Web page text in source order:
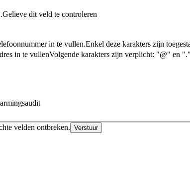
Gelieve dit veld te controleren
in te vullen.Enkel deze karakters zijn
in te vullenVolgende karakters zijn verplicht: "@" en "."
velden ontbreken. Verstuur